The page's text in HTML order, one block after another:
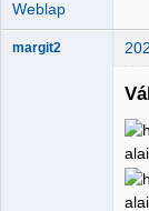
Weblap
margit2